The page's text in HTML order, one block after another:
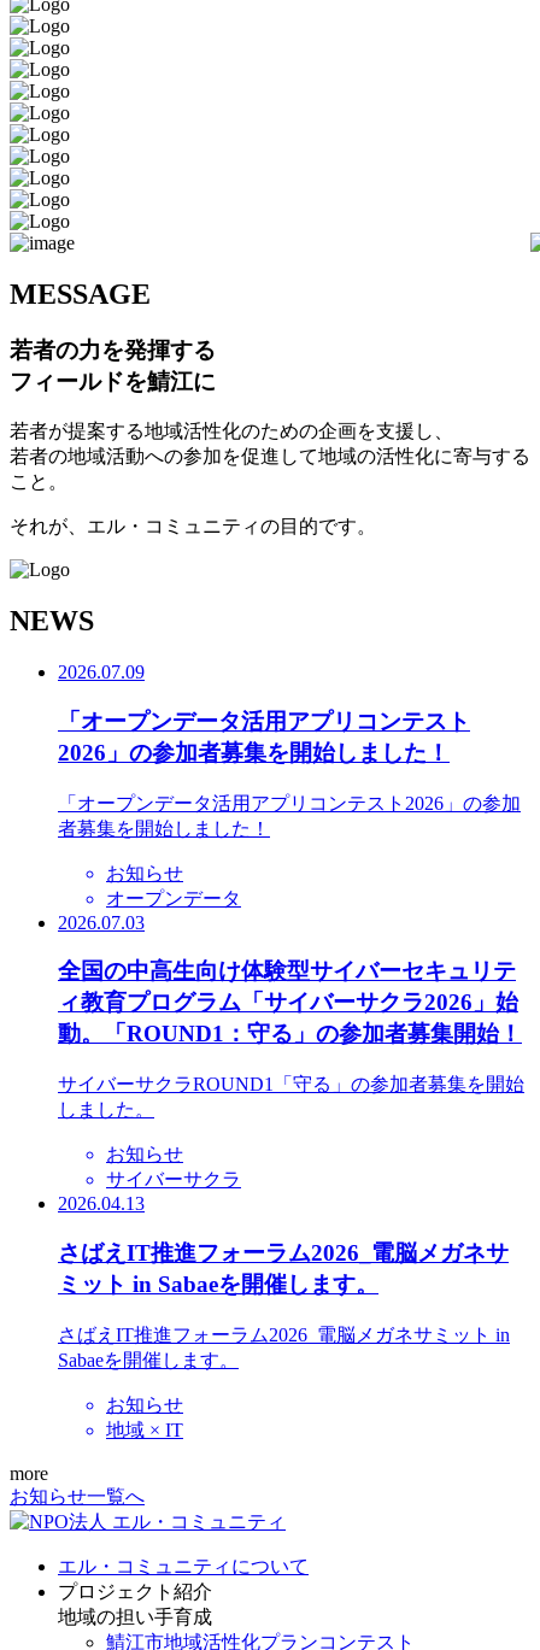
MESSAGE
若者の力を発揮する
フィールドを鯖江に
若者が提案する地域活性化のための企画を支援し、
若者の地域活動への参加を促進して地域の活性化に寄与する
こと。
それが、エル・コミュニティの目的です。
NEWS
2026.07.09
「オープンデータ活用アプリコンテスト
2026」の参加者募集を開始しました！
「オープンデータ活用アプリコンテスト2026」の参加
者募集を開始しました！
お知らせ
オープンデータ
2026.07.03
全国の中高生向け体験型サイバーセキュリテ
ィ教育プログラム「サイバーサクラ2026」始
動。「ROUND1：守る」の参加者募集開始！
サイバーサクラROUND1「守る」の参加者募集を開始
しました。
お知らせ
サイバーサクラ
2026.04.13
さばえIT推進フォーラム2026_電脳メガネサ
ミット in Sabaeを開催します。
さばえIT推進フォーラム2026_電脳メガネサミット in
Sabaeを開催します。
お知らせ
地域 × IT
more
お知らせ一覧へ
エル・コミュニティについて
プロジェクト紹介
地域の担い手育成
鯖江市地域活性化プランコンテスト